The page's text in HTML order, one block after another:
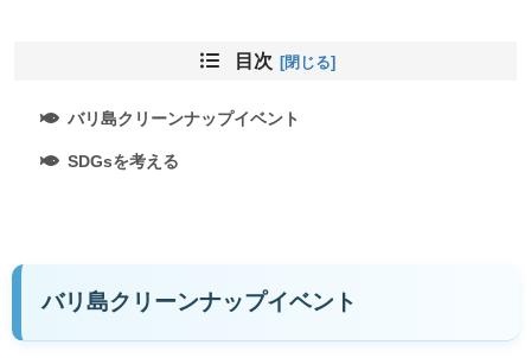
目次
バリ島クリーンナップイベント
SDGsを考える
バリ島クリーンナップイベント